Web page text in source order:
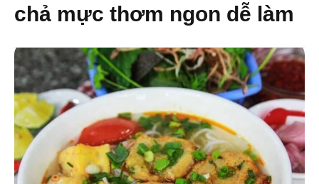
chả mực thơm ngon dễ làm